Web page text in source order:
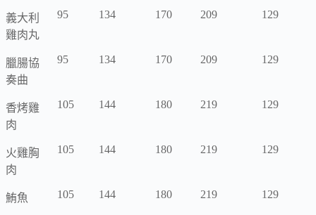
義大利
雞肉丸
95 134 170 209 129
臘腸協
奏曲
95 134 170 209 129
香烤雞
肉
105 144 180 219 129
火雞胸
肉
105 144 180 219 129
鮪魚 105 144 180 219 129